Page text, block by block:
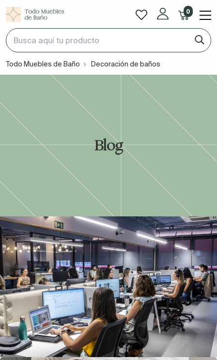
0
Todo Muebles de Baño Decoración de baños
Blog